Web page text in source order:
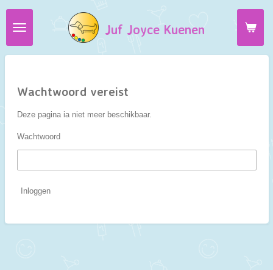
Ga
direct
de
Juf Joyce Kuenen
Wachtwoord vereist
Deze pagina ia niet meer beschikbaar.
Wachtwoord
Inloggen